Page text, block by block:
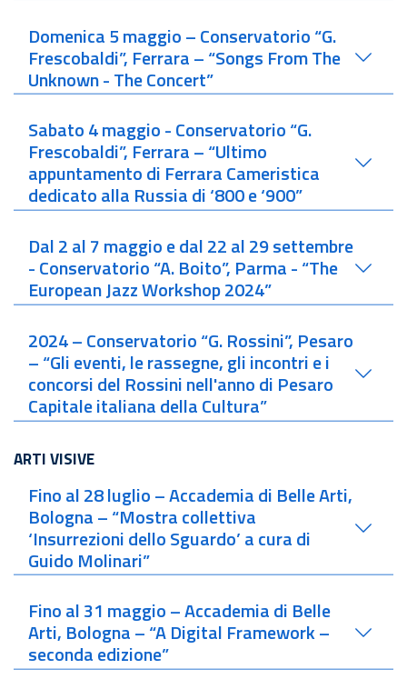
Domenica 5 maggio – Conservatorio “G.
Frescobaldi”, Ferrara – “Songs From The
Unknown - The Concert”
Sabato 4 maggio - Conservatorio “G.
Frescobaldi”, Ferrara – “Ultimo
appuntamento di Ferrara Cameristica
dedicato alla Russia di ‘800 e ‘900”
Dal 2 al 7 maggio e dal 22 al 29 settembre
- Conservatorio “A. Boito”, Parma - “The
European Jazz Workshop 2024”
2024 – Conservatorio “G. Rossini”, Pesaro
– “Gli eventi, le rassegne, gli incontri e i
concorsi del Rossini nell'anno di Pesaro
Capitale italiana della Cultura”
ARTI VISIVE
Fino al 28 luglio – Accademia di Belle Arti,
Bologna – “Mostra collettiva
‘Insurrezioni dello Sguardo’ a cura di
Guido Molinari”
Fino al 31 maggio – Accademia di Belle
Arti, Bologna – “A Digital Framework –
seconda edizione”